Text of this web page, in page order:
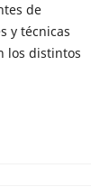
de
y técnicas
los distintos